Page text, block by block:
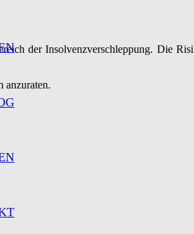
der Insolvenzverschleppung. Die
anzuraten.